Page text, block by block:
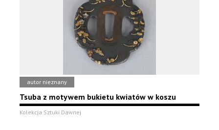
autor nieznany
Tsuba z motywem bukietu kwiatów w koszu
Kolekcja Sztuki Dawnej